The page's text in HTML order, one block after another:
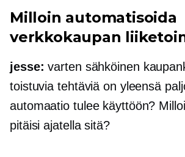
Milloin automatisoida
verkkokaupan
jesse: varten sähköinen
toistuvia tehtäviä on yleensä
automaatio tulee käyttöön?
pitäisi ajatella sitä?